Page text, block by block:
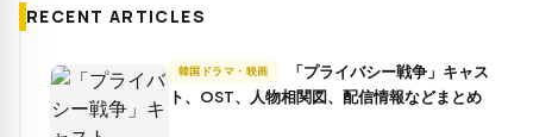
RECENT ARTICLES
韓国ドラマ・映画
ト、OST、人物相関図、配信情報などまとめ